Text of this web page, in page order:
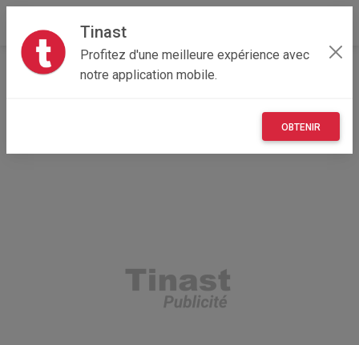
Tinast
Profitez d'une meilleure expérience avec
notre application mobile.
OBTENIR
Accueil Immobilier Bretagne